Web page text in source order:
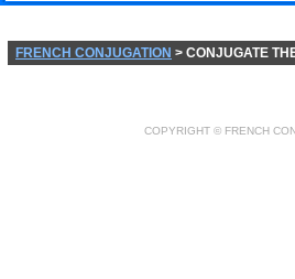
FRENCH CONJUGATION > CONJUGATE
COPYRIGHT © FRENCH